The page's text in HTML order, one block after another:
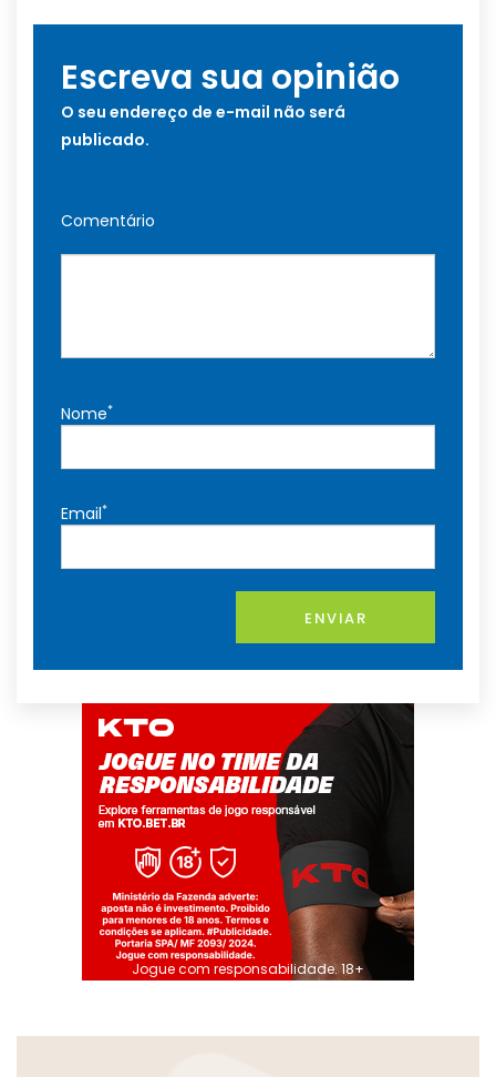
Escreva sua opinião
O seu endereço de e-mail não será
publicado.
Comentário
Nome*
Email*
ENVIAR
Jogue com responsabilidade. 18+